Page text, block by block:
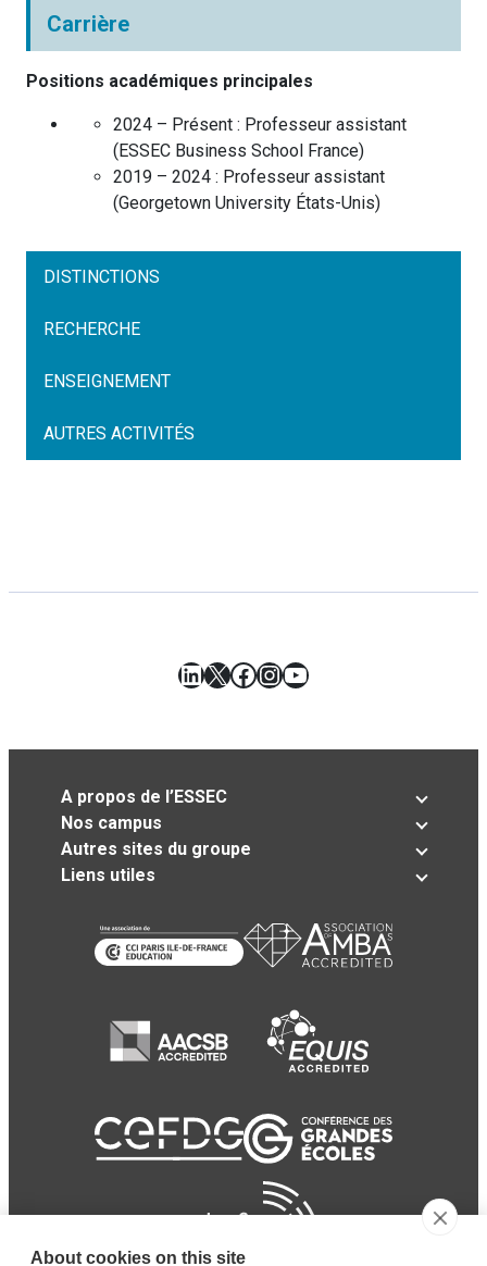
Carrière
Positions académiques principales
2024 – Présent : Professeur assistant
( ESSEC Business School France)
2019 – 2024 : Professeur assistant
(Georgetown University États-Unis)
DISTINCTIONS
RECHERCHE
ENSEIGNEMENT
AUTRES ACTIVITÉS
LinkedIn
X Facebook
Instagram
YouTube
A propos de l’ESSEC
Nos campus
Autres sites du groupe
Liens utiles
About cookies on this site